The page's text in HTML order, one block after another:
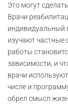
Это могут
Врачи
индивидуальный
изучают частные
работы
зависимости, и
врачи
числе и
обрел смысл